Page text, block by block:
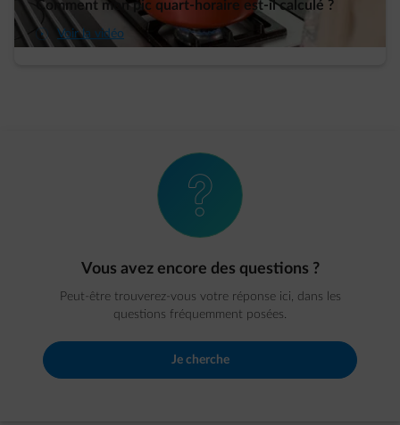
Comment mon pic quart-horaire est-il calculé ?
arrow-play-fwd Voir la vidéo
element-question
Vous avez encore des questions ?
Peut-être trouverez-vous votre réponse ici, dans les
questions fréquemment posées.
Je cherche